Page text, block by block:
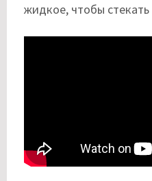
жидкое, чтобы стекать